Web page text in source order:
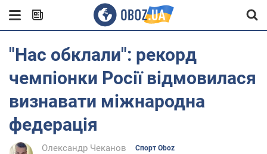
"Нас обклали": рекорд
чемпіонки Росії відмовилася
визнавати міжнародна
федерація
Олександр Чеканов Спорт Oboz